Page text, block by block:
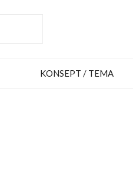
KONSEPT / TEMA